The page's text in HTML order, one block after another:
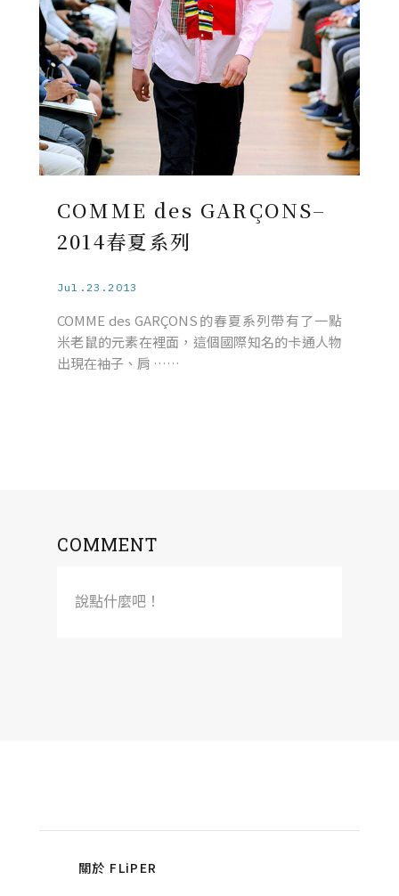
COMME des GARÇONS–
2014春夏系列
Jul.23.2013
COMME des GARÇONS的春夏系列帶有了一點
米老鼠的元素在裡面，這個國際知名的卡通人物
出現在袖子、肩 ……
COMMENT
說點什麼吧！
關於 FLiPER